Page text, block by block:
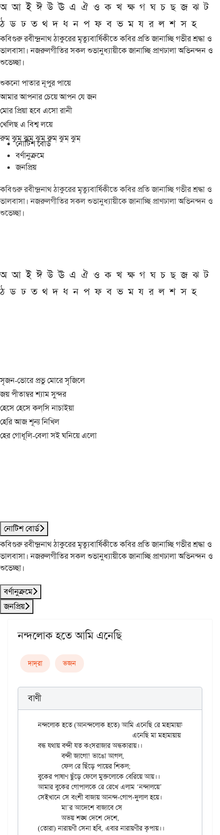
অ আ ই ঈ উ ঊ এ ঐ ও ক খ ক্ষ গ ঘ চ ছ জ ঝ ট
ঠ ড ঢ ত থ দ ধ ন প ফ ব ভ ম য র ল শ স হ
কবিগুরু রবীন্দ্রনাথ ঠাকুরের মৃত্যুবার্ষিকীতে কবির প্রতি জানাচ্ছি গভীর শ্রদ্ধা ও
ভালবাসা। নজরুলগীতির সকল শুভানুধ্যায়ীকে জানাচ্ছি প্রাণঢালা অভিনন্দন ও
শুভেচ্ছা।
শুকনো পাতার নূপুর পায়ে
আমার আপনার চেয়ে আপন যে জন
মোর প্রিয়া হবে এসো রানী
খেলিছ এ বিশ্ব লয়ে
রুম্ ঝুম্ ঝুম্ ঝুম্ রুম্ ঝুম্ ঝুম্
নোটিশ বোর্ড
বর্ণানুক্রমে
জনপ্রিয়
কবিগুরু রবীন্দ্রনাথ ঠাকুরের মৃত্যুবার্ষিকীতে কবির প্রতি জানাচ্ছি গভীর শ্রদ্ধা ও
ভালবাসা। নজরুলগীতির সকল শুভানুধ্যায়ীকে জানাচ্ছি প্রাণঢালা অভিনন্দন ও
শুভেচ্ছা।
অ আ ই ঈ উ ঊ এ ঐ ও ক খ ক্ষ গ ঘ চ ছ জ ঝ ট
ঠ ড ঢ ত থ দ ধ ন প ফ ব ভ ম য র ল শ স হ
সৃজন-ভোরে প্রভু মোরে সৃজিলে
জয় পীতাম্বর শ্যাম সুন্দর
হেসে হেসে কল্‌সি নাচাইয়া
হেরি আজ শূন্য নিখিল
হের গোধূলি-বেলা সই ঘনিয়ে এলো
নোটিশ বোর্ড
কবিগুরু রবীন্দ্রনাথ ঠাকুরের মৃত্যুবার্ষিকীতে কবির প্রতি জানাচ্ছি গভীর শ্রদ্ধা ও
ভালবাসা। নজরুলগীতির সকল শুভানুধ্যায়ীকে জানাচ্ছি প্রাণঢালা অভিনন্দন ও
শুভেচ্ছা।
বর্ণানুক্রমে
জনপ্রিয়
নন্দলোক হতে আমি এনেছি
দাদ্‌রা ভজন
বাণী
নন্দলোক হতে (আনন্দলোক হতে) আমি এনেছি রে মহামায়ায়।
বন্ধ যথায় বন্দী যত কংসরাজার অন্ধকারায়।।
	বন্দী জাগো! ভাঙো আগল,
বুকের পাষাণ ছুঁড়ে ফেলে মুক্তলোকে বেরিয়ে আয়।।
আমার বুকের গোপালকে রে রেখে এলাম ‘নন্দালয়ে’
সেইখানে সে বংশী বাজায় আনন্দ-গোপ-দুলাল হয়ে।
	মা’র আদেশে বাজাবে সে
	অভয় শঙ্খ দেশে দেশে,